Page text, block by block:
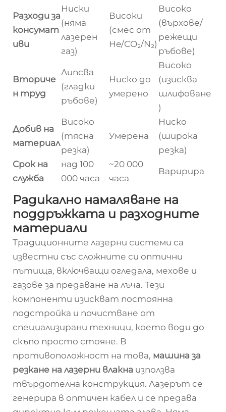
Разходи за
консумат
иви
Ниски
(няма
лазерен
газ)
Високи
(смес от
He/CO₂/N₂)
Високо
(върхове/
режещи
ръбове)
Вториче
н труд
Липсва
(гладки
ръбове)
Ниско до
умерено
Високо
(изисква
шлифоване
)
Добив на
материал
Високо
(тясна
резка)
Умерена
Ниско
(широка
резка)
Срок на
служба
над 100
000 часа
~20 000
часа
Варирира
Радикално намаляване на
поддръжката и разходните
материали
Традиционните лазерни системи са
известни със сложните си оптични
пътища, включващи огледала, мехове и
газове за предаване на лъча. Тези
компоненти изискват постоянна
подстройка и почистване от
специализирани техници, което води до
скъпо просто стояне. В
противоположност на това, машина за
резкане на лазерни влакна използва
твърдотелна конструкция. Лазерът се
генерира в оптичен кабел и се предава